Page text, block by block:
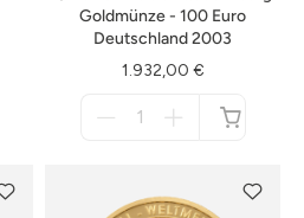
Goldmünze - 100 Euro
Deutschland 2003
1.932,00 €